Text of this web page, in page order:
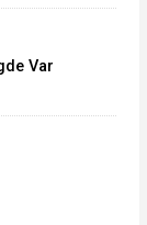
Var